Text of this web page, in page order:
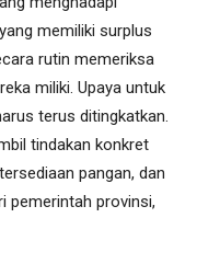
memiliki surplus
rutin memeriksa
miliki. Upaya untuk
terus ditingkatkan.
tindakan konkret
pangan, dan
pemerintah provinsi,